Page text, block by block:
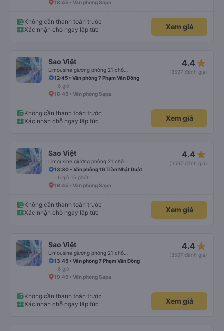
18:45 • Văn phòng Sapa
Không cần thanh toán trước
Xác nhận chỗ ngay lập tức
Xem giá
Sao Việt 4.4 star_rate
(3597 đánh giá)
12:45 • Văn phòng 7 Phạm Văn Đồng
6 giờ
18:45 • Văn phòng Sapa
Không cần thanh toán trước
Xác nhận chỗ ngay lập tức
Xem giá
Sao Việt 4.4 star_rate
(3597 đánh giá)
13:30 • Văn phòng 16 Trần Nhật Duật
6 giờ 15 phút
19:45 • Văn phòng Sapa
Không cần thanh toán trước
Xác nhận chỗ ngay lập tức
Xem giá
Sao Việt 4.4 star_rate
(3597 đánh giá)
13:45 • Văn phòng 7 Phạm Văn Đồng
6 giờ
19:45 • Văn phòng Sapa
Không cần thanh toán trước
Xác nhận chỗ ngay lập tức
Xem giá